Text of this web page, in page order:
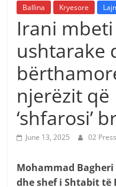
Ballina Kryesore
Irani
ushtarake
njerëzit që
‘shfarosi’
June 13, 2025 02 Press
Mohammad
dhe shef i Shtabit të